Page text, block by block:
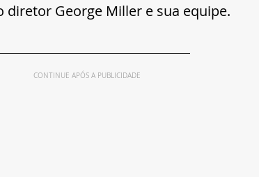
George Miller e sua equipe.
CONTINUE APÓS A PUBLICIDADE